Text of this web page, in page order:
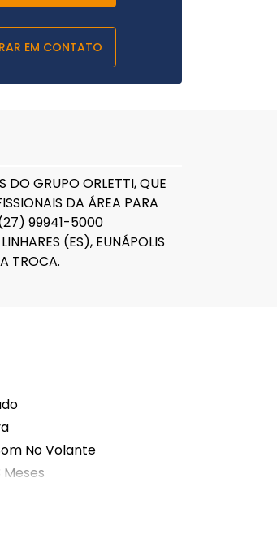
EM CONTATO
DO GRUPO ORLETTI, QUE
DA ÁREA PARA
(27) 99941-5000
(ES), EUNÁPOLIS
TROCA.
No Volante